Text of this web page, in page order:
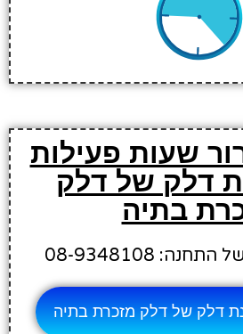
שעות פעילות
דלק של דלק
בתיה
08-9348108
דלק של דלק מזכרת בתיה